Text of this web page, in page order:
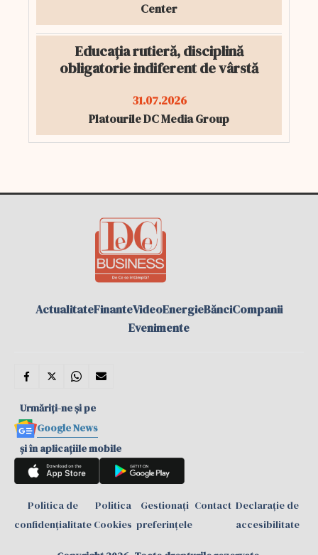
Center
Educația rutieră, disciplină
obligatorie indiferent de vârstă
31.07.2026
Platourile DC Media Group
ActualitateFinanteVideoEnergieBănciCompanii
Evenimente
Urmăriți-ne și pe
Google News
și în aplicațiile mobile
Politica de
confidențialitate
Politica
Cookies
Gestionați
preferințele
Contact Declarație de
accesibilitate